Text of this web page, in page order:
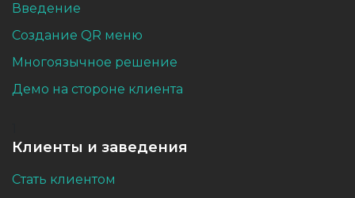
Введение
Создание QR меню
Многоязычное решение
Демо на стороне клиента
Клиенты и заведения
Стать клиентом